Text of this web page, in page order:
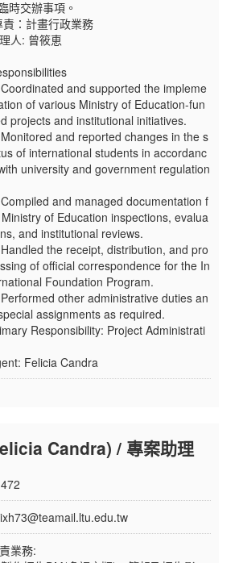
時交辦事項。
責：計畫行政業務
人: 曾筱恵
and supported the impleme
of various Ministry of Education-fun
projects and institutional initiatives.
and reported changes in the s
of international students in accordanc
university and government regulation
and managed documentation f
of Education inspections, evalua
and institutional reviews.
the receipt, distribution, and pro
of official correspondence for the In
Foundation Program.
other administrative duties an
assignments as required.
Responsibility: Project Administrati
Felicia Candra
Candra) / 專案助理
業務: